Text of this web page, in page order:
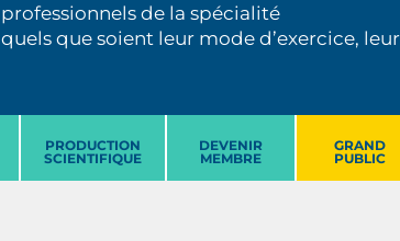
professionnels de la spécialité
quels que soient leur mode d’exercice,
PRODUCTION
SCIENTIFIQUE
DEVENIR
MEMBRE
GRAND
PUBLIC